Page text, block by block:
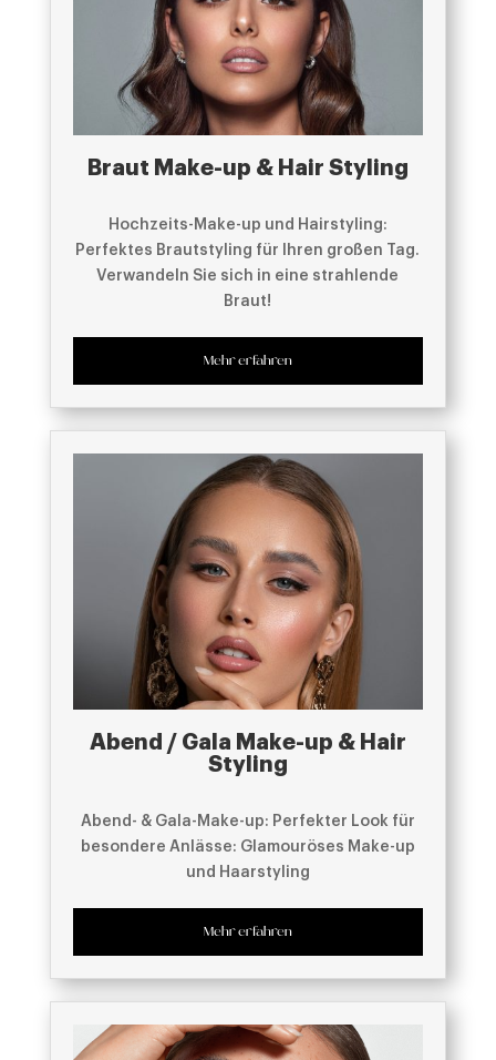
Braut Make-up & Hair Styling
Hochzeits-Make-up und Hairstyling:
Perfektes Brautstyling für Ihren großen Tag.
Verwandeln Sie sich in eine strahlende
Braut!
Mehr erfahren
Abend / Gala Make-up & Hair
Styling
Abend- & Gala-Make-up: Perfekter Look für
besondere Anlässe: Glamouröses Make-up
und Haarstyling
Mehr erfahren